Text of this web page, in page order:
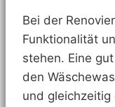
Bei der
Funktionalität
stehen. Eine
den
und gleichzeitig